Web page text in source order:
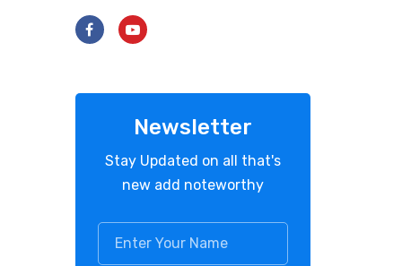
Newsletter
Stay Updated on all that's
new add noteworthy